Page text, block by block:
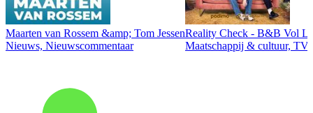
Maarten van Rossem &amp; Tom Jessen
Nieuws, Nieuwscommentaar
Reality Check - B&B Vol
Maatschappij & cultuur,